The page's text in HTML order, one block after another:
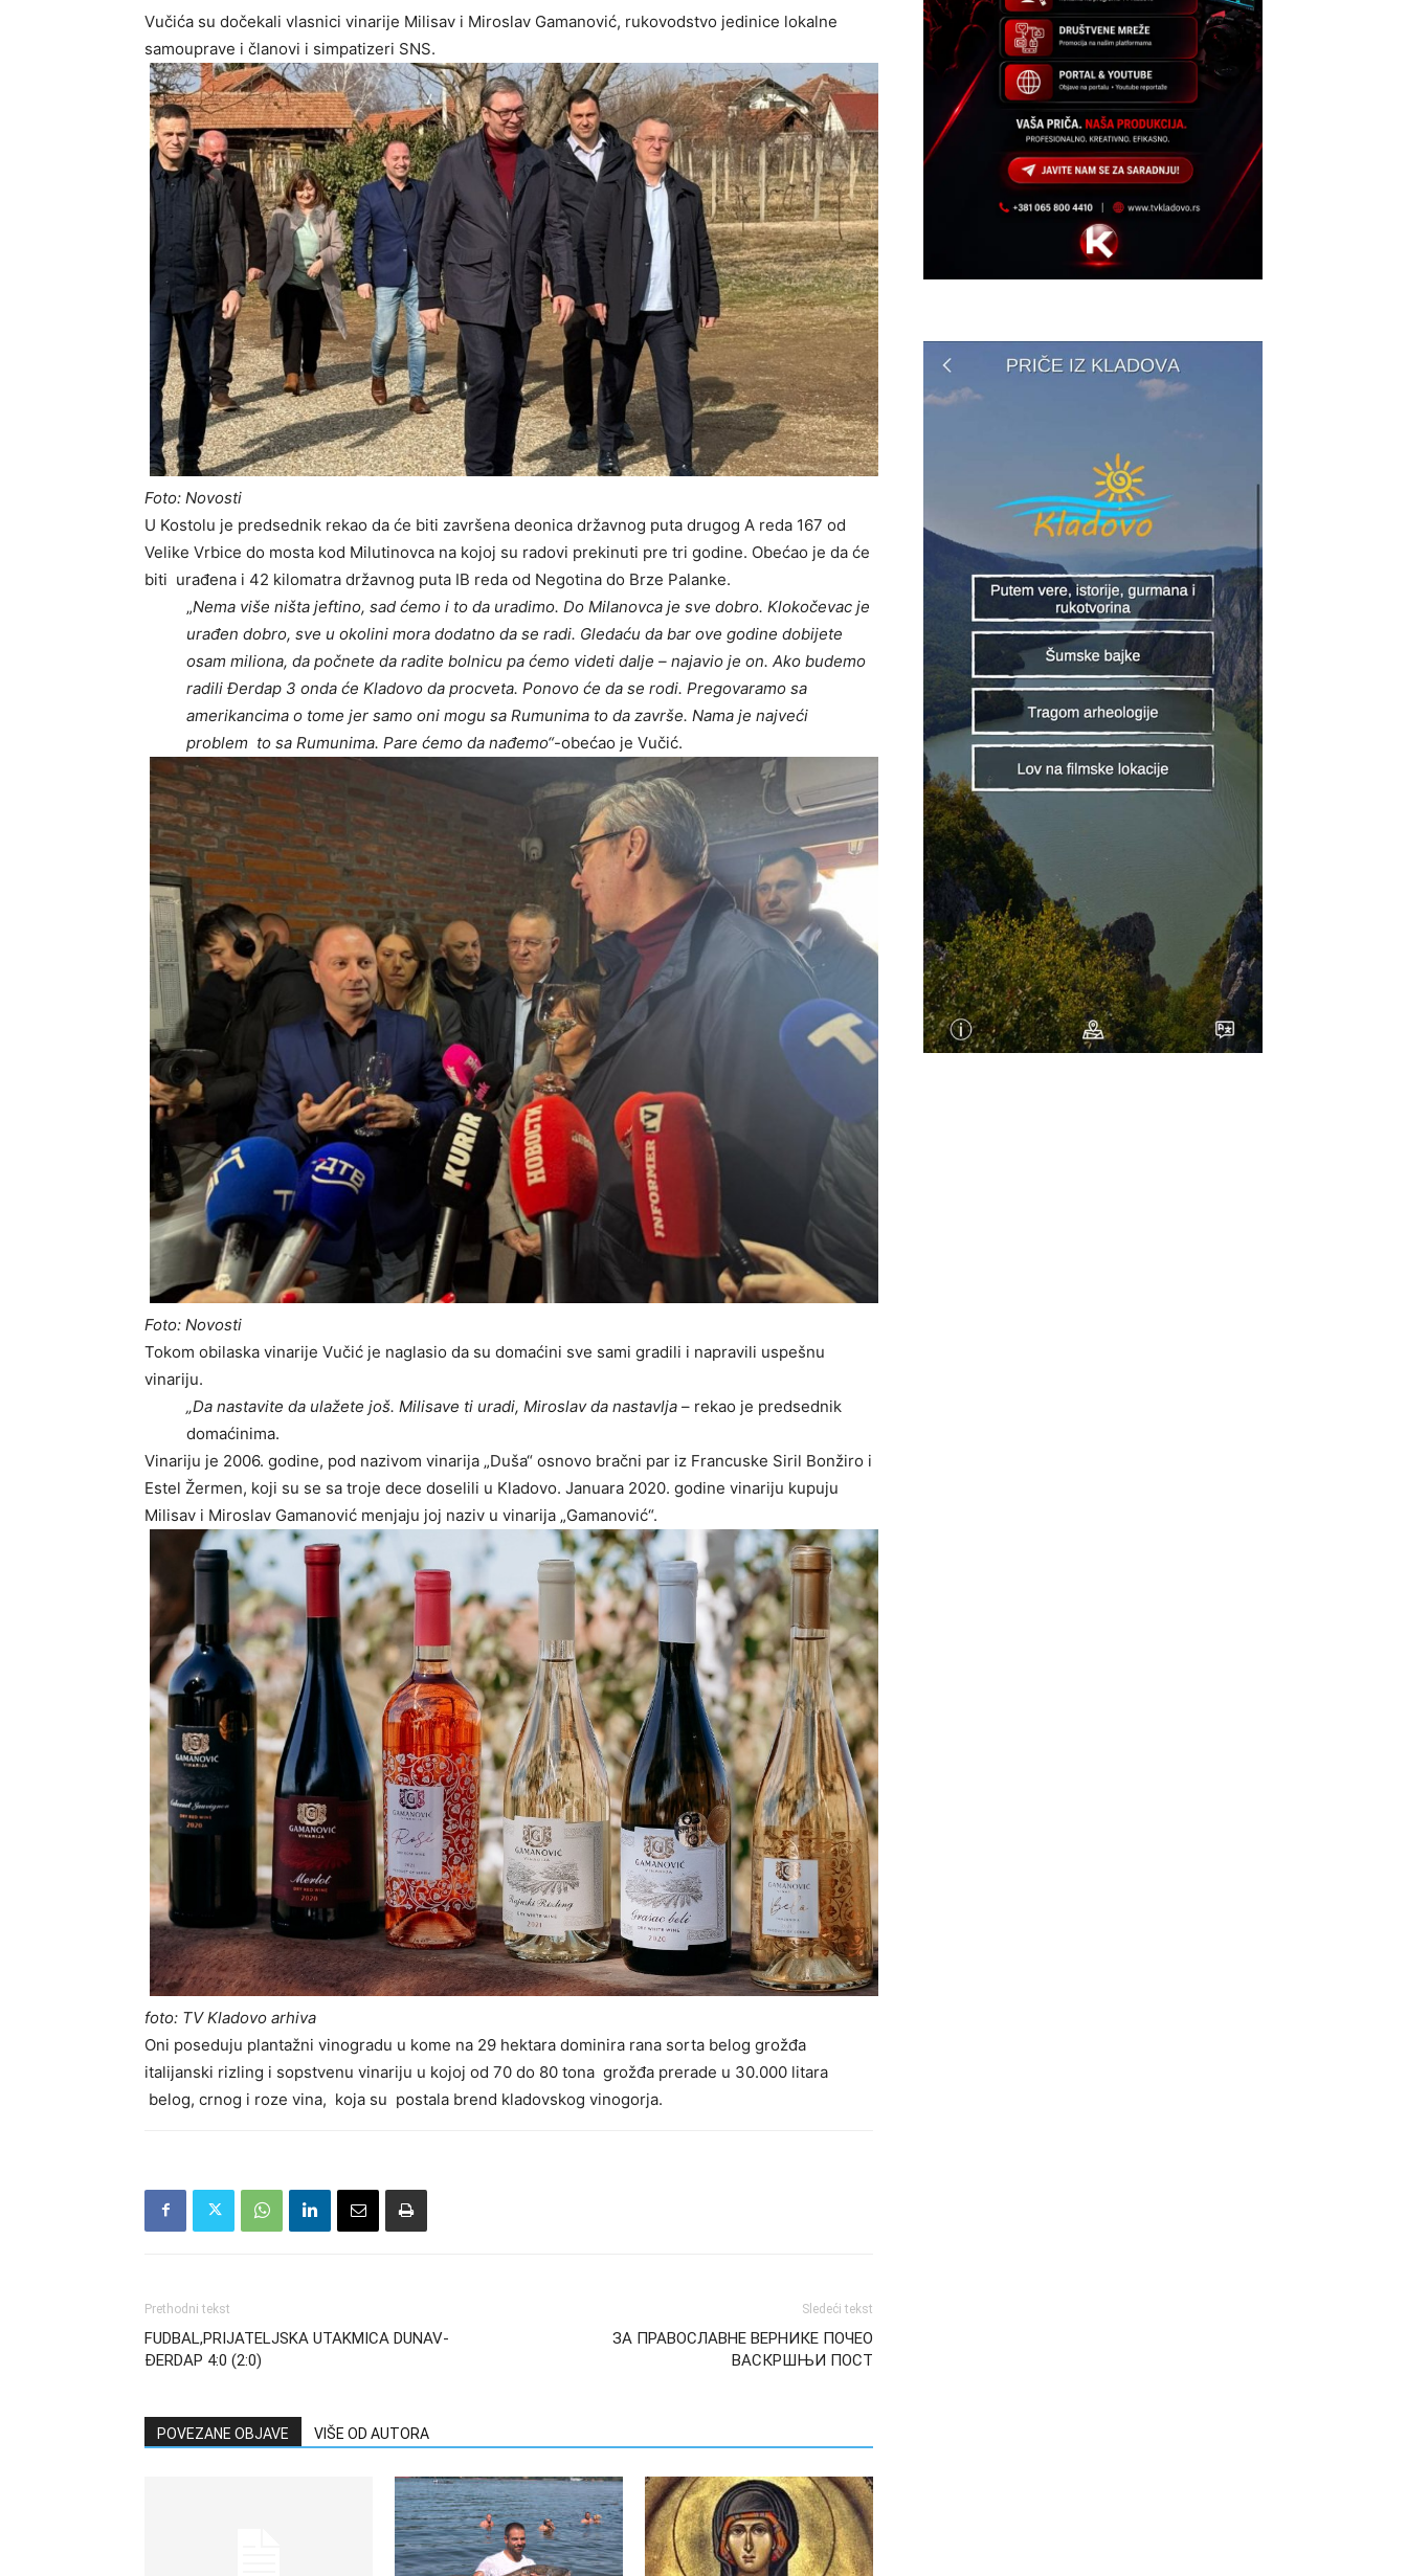
Vučića su dočekali vlasnici vinarije Milisav i Miroslav Gamanović, rukovodstvo jedinice lokalne
samouprave i članovi i simpatizeri SNS.
Foto: Novosti
U Kostolu je predsednik rekao da će biti završena deonica državnog puta drugog A reda 167 od
Velike Vrbice do mosta kod Milutinovca na kojoj su radovi prekinuti pre tri godine. Obećao je da će
biti urađena i 42 kilomatra državnog puta IB reda od Negotina do Brze Palanke.
„Nema više ništa jeftino, sad ćemo i to da uradimo. Do Milanovca je sve dobro. Klokočevac je
urađen dobro, sve u okolini mora dodatno da se radi. Gledaću da bar ove godine dobijete
osam miliona, da počnete da radite bolnicu pa ćemo videti dalje – najavio je on. Ako budemo
radili Đerdap 3 onda će Kladovo da procveta. Ponovo će da se rodi. Pregovaramo sa
amerikancima o tome jer samo oni mogu sa Rumunima to da završe. Nama je najveći
problem to sa Rumunima. Pare ćemo da nađemo“-obećao je Vučić.
Foto: Novosti
Tokom obilaska vinarije Vučić je naglasio da su domaćini sve sami gradili i napravili uspešnu
vinariju.
„Da nastavite da ulažete još. Milisave ti uradi, Miroslav da nastavlja – rekao je predsednik
domaćinima.
Vinariju je 2006. godine, pod nazivom vinarija „Duša“ osnovo bračni par iz Francuske Siril Bonžiro i
Estel Žermen, koji su se sa troje dece doselili u Kladovo. Januara 2020. godine vinariju kupuju
Milisav i Miroslav Gamanović menjaju joj naziv u vinarija „Gamanović“.
foto: TV Kladovo arhiva
Oni poseduju plantažni vinogradu u kome na 29 hektara dominira rana sorta belog grožđa
italijanski rizling i sopstvenu vinariju u kojoj od 70 do 80 tona grožđa prerade u 30.000 litara
belog, crnog i roze vina, koja su postala brend kladovskog vinogorja.
Prethodni tekst
FUDBAL,PRIJATELJSKA UTAKMICA DUNAV-
ĐERDAP 4:0 (2:0)
Sledeći tekst
ЗА ПРАВОСЛАВНЕ ВЕРНИКЕ ПОЧЕО
ВАСКРШЊИ ПОСТ
POVEZANE OBJAVE VIŠE OD AUTORA